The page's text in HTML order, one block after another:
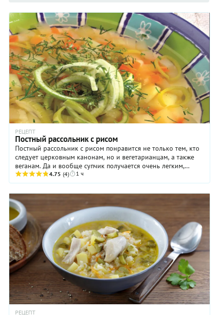
РЕЦЕПТ
Постный рассольник с рисом
Постный рассольник с рисом понравится не только тем, кто
следует церковным канонам, но и вегетарианцам, а также
веганам. Да и вообще супчик получается очень легким,
низкокалорийным, и при этом ...
4.75 (4) 1 ч
РЕЦЕПТ